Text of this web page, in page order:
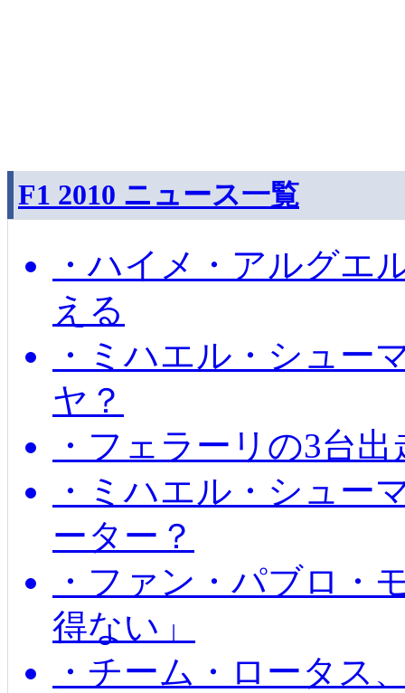
F1 2010 ニュース一覧
・ハイメ・アルグエ
える
・ミハエル・シュー
ヤ？
・フェラーリの3台
・ミハエル・シュー
ーター？
・ファン・パブロ・
得ない」
・チーム・ロータス